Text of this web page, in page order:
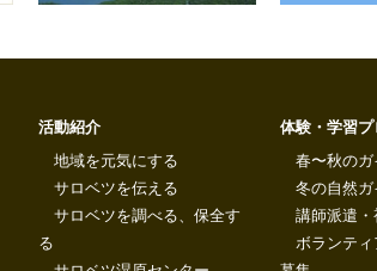
活動紹介
地域を元気にする
サロベツを伝える
サロベツを調べる、保全す
る
体験・学習
春〜秋の
冬の自然
講師派遣
ボランテ